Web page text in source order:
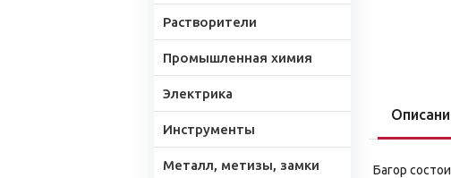
Растворители
Промышленная химия
Электрика
Инструменты
Металл, метизы, замки
Багор